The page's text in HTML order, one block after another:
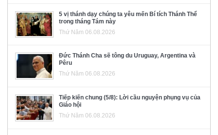
5 vị thánh dạy chúng ta yêu mến Bí tích Thánh Thể
trong tháng Tám này
Thứ Năm 06.08.2026
Đức Thánh Cha sẽ tông du Uruguay, Argentina và
Pêru
Thứ Năm 06.08.2026
Tiếp kiến chung (5/8): Lời cầu nguyện phụng vụ của
Giáo hội
Thứ Năm 06.08.2026